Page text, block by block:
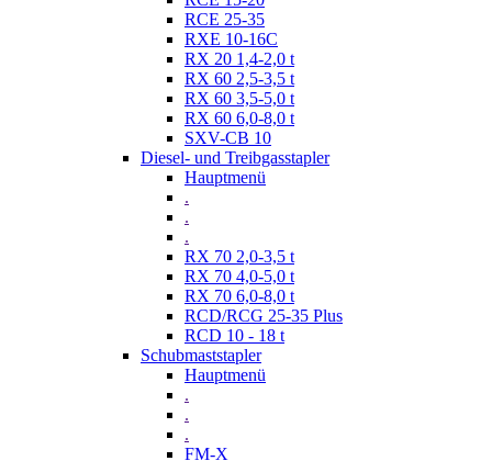
RCE 25-35
RXE 10-16C
RX 20 1,4-2,0 t
RX 60 2,5-3,5 t
RX 60 3,5-5,0 t
RX 60 6,0-8,0 t
SXV-CB 10
Diesel- und Treibgasstapler
Hauptmenü
.
.
.
RX 70 2,0-3,5 t
RX 70 4,0-5,0 t
RX 70 6,0-8,0 t
RCD/RCG 25-35 Plus
RCD 10 - 18 t
Schubmaststapler
Hauptmenü
.
.
.
FM-X